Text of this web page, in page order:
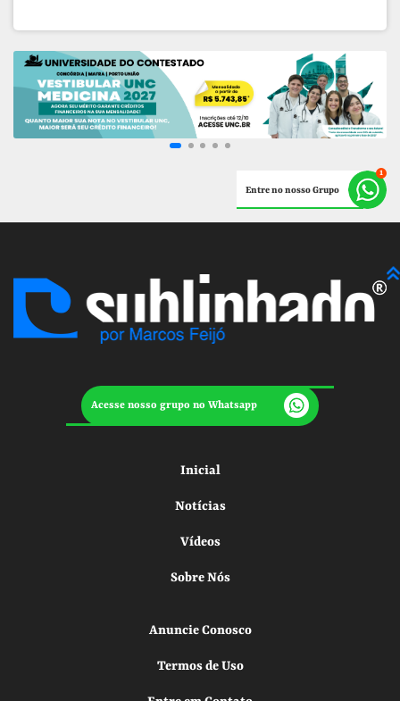
Entre no nosso Grupo
Acesse nosso grupo no Whatsapp
Inicial
Notícias
Vídeos
Sobre Nós
Anuncie Conosco
Termos de Uso